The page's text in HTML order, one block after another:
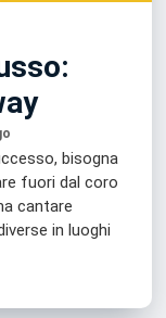
bisogna
fuori dal coro
cantare
in luoghi